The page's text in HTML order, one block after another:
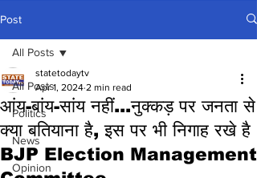
Post
All Posts
Politics
News
Opinion
All Posts
आंय-बांय-सांय नहीं...नुक्कड़ पर जनता से
क्या बतियाना है, इस पर भी निगाह रखे है
BJP Election Management
statetodaytv
Apr 1, 2024 2 min read